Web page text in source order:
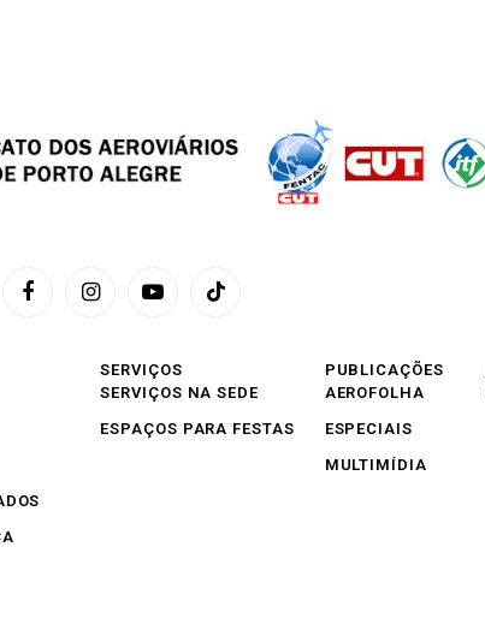
FacebookInstagramYouTubeTikTok
SERVIÇOS
SERVIÇOS NA SEDE
ESPAÇOS PARA FESTAS
PUBLICAÇÕES
AEROFOLHA
ESPECIAIS
MULTIMÍDIA